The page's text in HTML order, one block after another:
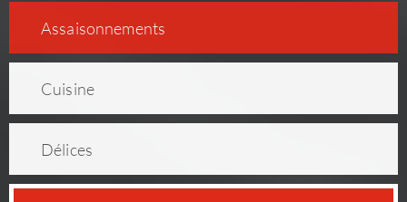
As­sai­son­ne­ments
Cuisine
Délices